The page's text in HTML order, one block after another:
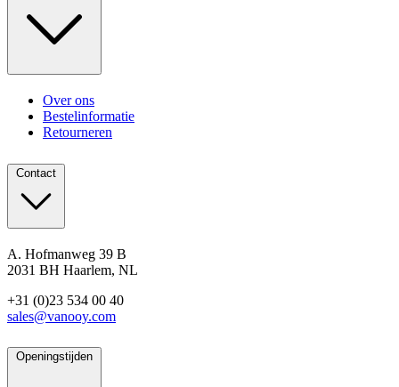
Over ons
Bestelinformatie
Retourneren
Contact
A. Hofmanweg 39 B
2031 BH Haarlem, NL
+31 (0)23 534 00 40
sales@vanooy.com
Openingstijden